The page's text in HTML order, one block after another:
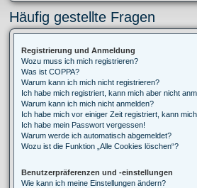
Häufig gestellte Fragen
Registrierung und Anmeldung
Wozu muss ich mich registrieren?
Was ist COPPA?
Warum kann ich mich nicht registrieren?
Ich habe mich registriert, kann mich aber nicht
Warum kann ich mich nicht anmelden?
Ich habe mich vor einiger Zeit registriert, kann
Ich habe mein Passwort vergessen!
Warum werde ich automatisch abgemeldet?
Wozu ist die Funktion „Alle Cookies löschen“?
Benutzerpräferenzen und -einstellungen
Wie kann ich meine Einstellungen ändern?